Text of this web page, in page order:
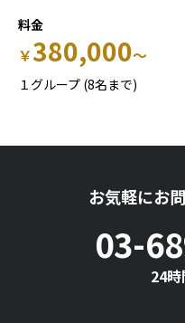
￥380,000
１グループ (8名まで)
お気軽にお
03-
24